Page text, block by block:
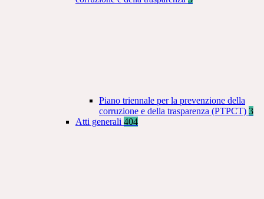
Piano triennale per la prevenzione della
corruzione e della trasparenza (PTPCT) 3
Atti generali 404